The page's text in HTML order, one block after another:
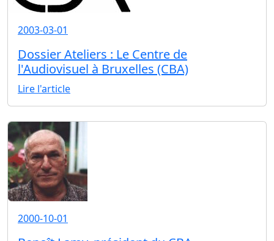
2003-03-01
Dossier Ateliers : Le Centre de
l'Audiovisuel à Bruxelles (CBA)
Lire l'article
2000-10-01